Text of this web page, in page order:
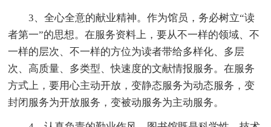
3、全心全意的献业精神。作为馆员，务必树立“读
者第一”的思想。在服务资料上，要从不一样的领域、不
一样的层次、不一样的方位为读者带给多样化、多层
次、高质量、多类型、快速度的文献情报服务。在服务
方式上，要用心主动开放，变静态服务为动态服务，变
封闭服务为开放服务，变被动服务为主动服务。